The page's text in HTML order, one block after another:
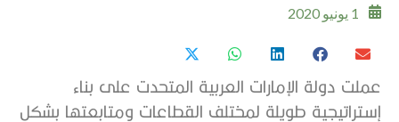
1 يونيو 2020
عملت دولة الإمارات العربية المتحدت على بناء
إستراتيجية طويلة لمختلف القطاعات ومتابعتها بشكل